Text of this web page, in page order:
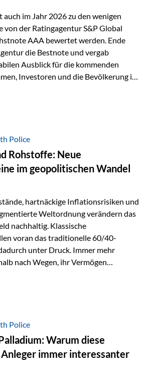
im Jahr 2026 zu den wenigen
von der Ratingagentur S&P Global
AAA bewertet werden. Ende
die Bestnote und vergab
Ausblick für die kommenden
Investoren und die Bevölkerung ist
Landes sowie das Vertrauen
Die weltwirtschaftlichen
bleiben anspruchsvoll. Geopolitische
verhaltene Investitionstätigkeit und
in wichtigen Exportmärkten
liechtensteinische Wirtschaft.
Police
Rohstoffe: Neue
im geopolitischen Wandel
hartnäckige Inflationsrisiken und
Weltordnung verändern das
nachhaltig. Klassische
voran das traditionelle 60/40-
unter Druck. Immer mehr
nach Wegen, ihr Vermögen
Genau hier rücken reale und
Gold erlebt derzeit eine
als monetärer Wertspeicher.
der Zentralbanken, geopolitische
schleichender Vertrauensverlust in
Wie groß dieser
Police
Warum diese
immer interessanter